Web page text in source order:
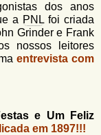
dos anos
a PNL foi criada
Grinder e Frank
nossos leitores
entrevista com
e Um Feliz
em 1897!!!